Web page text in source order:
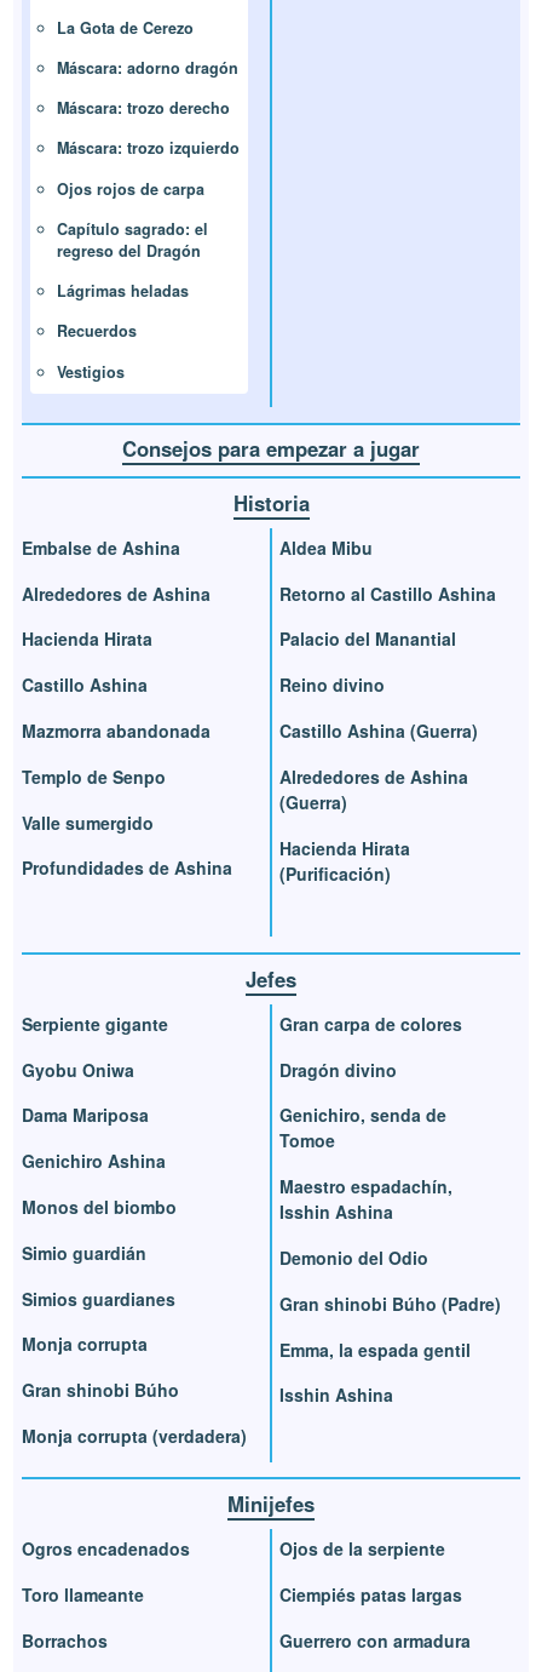
La Gota de Cerezo
Máscara: adorno dragón
Máscara: trozo derecho
Máscara: trozo izquierdo
Ojos rojos de carpa
Capítulo sagrado: el
regreso del Dragón
Lágrimas heladas
Recuerdos
Vestigios
Consejos para empezar a jugar
Historia
Embalse de Ashina
Alrededores de Ashina
Hacienda Hirata
Castillo Ashina
Mazmorra abandonada
Templo de Senpo
Valle sumergido
Profundidades de Ashina
Aldea Mibu
Retorno al Castillo Ashina
Palacio del Manantial
Reino divino
Castillo Ashina (Guerra)
Alrededores de Ashina
(Guerra)
Hacienda Hirata
(Purificación)
Jefes
Serpiente gigante
Gyobu Oniwa
Dama Mariposa
Genichiro Ashina
Monos del biombo
Simio guardián
Simios guardianes
Monja corrupta
Gran shinobi Búho
Monja corrupta (verdadera)
Gran carpa de colores
Dragón divino
Genichiro, senda de
Tomoe
Maestro espadachín,
Isshin Ashina
Demonio del Odio
Gran shinobi Búho (Padre)
Emma, la espada gentil
Isshin Ashina
Minijefes
Ogros encadenados
Toro llameante
Borrachos
Ojos de la serpiente
Ciempiés patas largas
Guerrero con armadura